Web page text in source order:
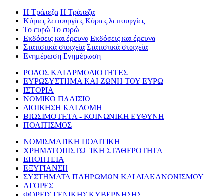
Η Τράπεζα Η Τράπεζα
Κύριες λειτουργίες Κύριες λειτουργίες
Το ευρώ Το ευρώ
Εκδόσεις και έρευνα Εκδόσεις και έρευνα
Στατιστικά στοιχεία Στατιστικά στοιχεία
Ενημέρωση Ενημέρωση
ΡΟΛΟΣ ΚΑΙ ΑΡΜΟΔΙΟΤΗΤΕΣ
ΕΥΡΩΣΥΣΤΗΜΑ ΚΑΙ ΖΩΝΗ ΤΟΥ ΕΥΡΩ
ΙΣΤΟΡΙΑ
ΝΟΜΙΚΟ ΠΛΑΙΣΙΟ
ΔΙΟΙΚΗΣΗ ΚΑΙ ΔΟΜΗ
ΒΙΩΣΙΜΟΤΗΤΑ - ΚΟΙΝΩΝΙΚΗ ΕΥΘΥΝΗ
ΠΟΛΙΤΙΣΜΟΣ
ΝΟΜΙΣΜΑΤΙΚΗ ΠΟΛΙΤΙΚΗ
ΧΡΗΜΑΤΟΠΙΣΤΩΤΙΚΗ ΣΤΑΘΕΡΟΤΗΤΑ
ΕΠΟΠΤΕΙΑ
ΕΞΥΓΙΑΝΣΗ
ΣΥΣΤΗΜΑΤΑ ΠΛΗΡΩΜΩΝ ΚΑΙ ΔΙΑΚΑΝΟΝΙΣΜΟΥ
ΑΓΟΡΕΣ
ΦΟΡΕΙΣ ΓΕΝΙΚΗΣ ΚΥΒΕΡΝΗΣΗΣ